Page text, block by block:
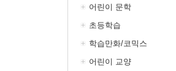
어린이 문학
초등학습
학습만화/코믹스
어린이 교양